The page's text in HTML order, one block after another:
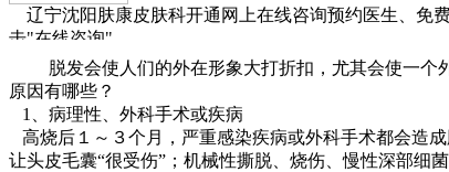
辽宁沈阳肤康皮肤科开通网上在线咨询预约医生、免
击"在线咨询"
脱发会使人们的外在形象大打折扣，尤其会使一个外
原因有哪些？
1、病理性、外科手术或疾病
高烧后１～３个月，严重感染疾病或外科手术都会造
让头皮毛囊“很受伤”；机械性撕脱、烧伤、慢性深部细